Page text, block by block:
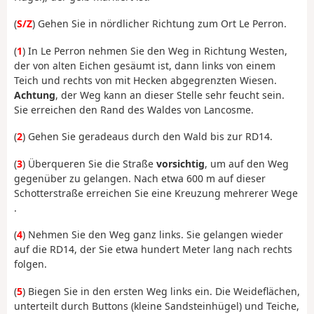
(S/Z) Gehen Sie in nördlicher Richtung zum Ort Le Perron.
(1) In Le Perron nehmen Sie den Weg in Richtung Westen,
der von alten Eichen gesäumt ist, dann links von einem
Teich und rechts von mit Hecken abgegrenzten Wiesen.
Achtung, der Weg kann an dieser Stelle sehr feucht sein.
Sie erreichen den Rand des Waldes von Lancosme.
(2) Gehen Sie geradeaus durch den Wald bis zur RD14.
(3) Überqueren Sie die Straße vorsichtig, um auf den Weg
gegenüber zu gelangen. Nach etwa 600 m auf dieser
Schotterstraße erreichen Sie eine Kreuzung mehrerer Wege
.
(4) Nehmen Sie den Weg ganz links. Sie gelangen wieder
auf die RD14, der Sie etwa hundert Meter lang nach rechts
folgen.
(5) Biegen Sie in den ersten Weg links ein. Die Weideflächen,
unterteilt durch Buttons (kleine Sandsteinhügel) und Teiche,